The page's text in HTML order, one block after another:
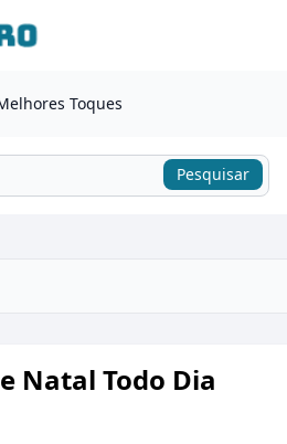
Toques
Pesquisar
Natal Todo Dia